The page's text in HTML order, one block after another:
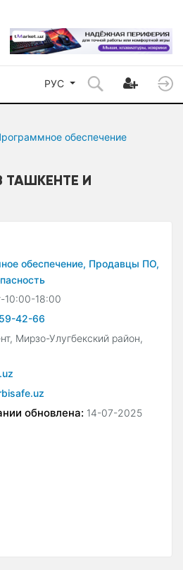
РУС
обеспечение
ТАШКЕНТЕ И
обеспечение, Продавцы ПО,
10:00-18:00
42-66
Мирзо-Улугбекский район,
обновлена: 14-07-2025